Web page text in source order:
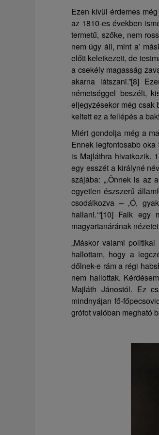
Ezen kívül érdemes
az 1810-es években
termetű, szőke, nem
nem úgy áll, mint a’
előtt keletkezett, de
a csekély magasság
akarna látszani.”[8]
németséggel beszélt,
eljegyzésekor még csak
keltett ez a fellépés a
Miért gondolja még a
Ennek legfontosabb
is Majláthra hivatkozik.
egy esszét a királyné
szájába: „‚Önnek is az
egyetlen észszerű
csodálkozva – ‚Ó,
hallani.‘“[10] Falk egy
magyartanárának
„Máskor valami
hallottam, hogy a
dőlnek-e rám a régi
nem hallottak.
Majláth Jánostól. Ez
mindnyájan fő-
grófot valóban megható